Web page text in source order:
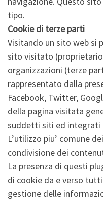
tipo.
Cookie di terze parti
Visitando un sito web si
sito visitato
organizzazioni (terze
rappresentato dalla
Facebook, Twitter,
della pagina visitata
suddetti siti ed integrati
L’utilizzo piu’ comune
condivisione dei
La presenza di questi
di cookie da e verso
gestione delle